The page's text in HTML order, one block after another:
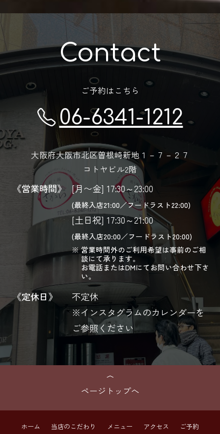
Contact
ご予約はこちら
06-6341-1212
大阪府大阪市北区曽根崎新地１－７－２７
コトヤビル2階
《営業時間》 [月〜金] 17:30～23:00
(最終入店21:00／フードラスト22:00)
[土日祝] 17:30～21:00
(最終入店20:00／フードラスト20:00)
営業時間外のご利用希望は事前のご相
談にて承ります。
お電話またはDMにてお問い合わせ下さ
い。
《定休日》
不定休
※インスタグラムのカレンダーを
ご参照ください
ページトップへ
ホーム 当店のこだわり メニュー アクセス ご予約